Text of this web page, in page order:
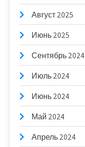
Август 2025
Июнь 2025
Сентябрь 2024
Июль 2024
Июнь 2024
Май 2024
Апрель 2024